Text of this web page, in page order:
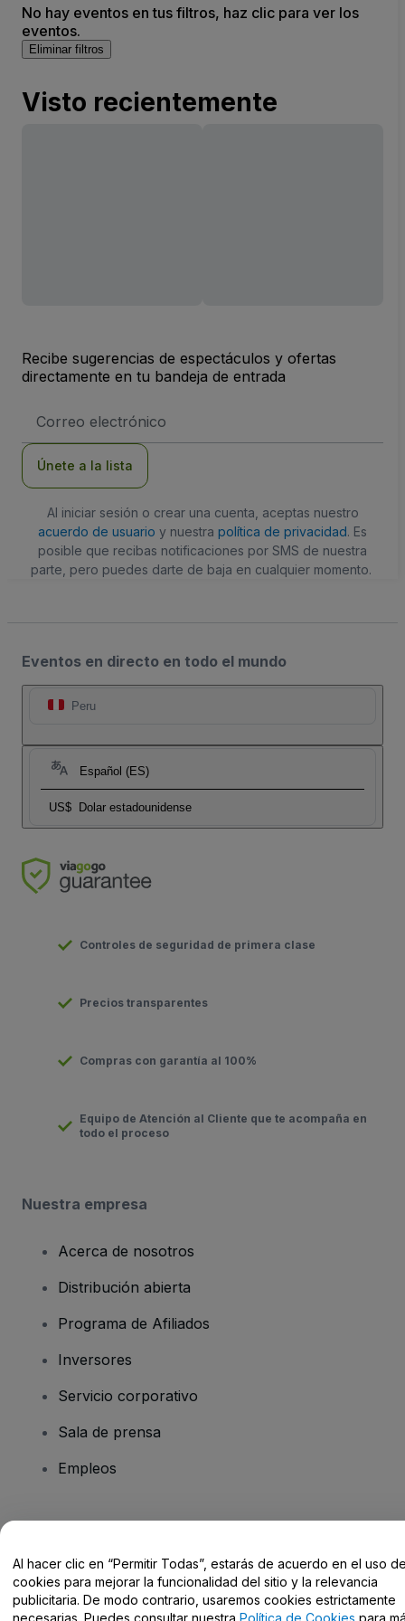
No hay eventos en tus filtros, haz clic para ver los
eventos.
Eliminar filtros
Visto recientemente
Recibe sugerencias de espectáculos y ofertas
directamente en tu bandeja de entrada
de
Únete a la lista
Al iniciar sesión o crear una cuenta, aceptas nuestro
acuerdo de usuario y nuestra política de privacidad. Es
posible que recibas notificaciones por SMS de nuestra
parte, pero puedes darte de baja en cualquier momento.
Eventos en directo en todo el mundo
Peru
Español (ES)
US$ Dolar estadounidense
Controles de seguridad de primera clase
Precios transparentes
Compras con garantía al 100%
Equipo de Atención al Cliente que te acompaña en
todo el proceso
Nuestra empresa
Acerca de nosotros
Distribución abierta
Programa de Afiliados
Inversores
Servicio corporativo
Sala de prensa
Empleos
Centro de Ayuda / Contacto
Al hacer clic en “Permitir Todas”, estarás de acuerdo en el uso
cookies para mejorar la funcionalidad del sitio y la relevancia
publicitaria. De modo contrario, usaremos cookies estrictamente
necesarias. Puedes consultar nuestra Política de Cookies para